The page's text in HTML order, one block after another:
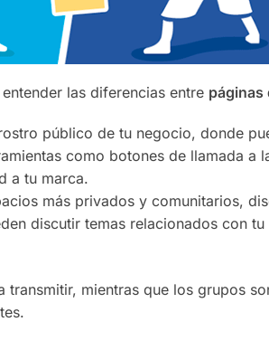
las diferencias entre páginas
público de tu negocio, donde
como botones de llamada a
a tu marca.
más privados y comunitarios,
discutir temas relacionados con
transmitir, mientras que los grupos